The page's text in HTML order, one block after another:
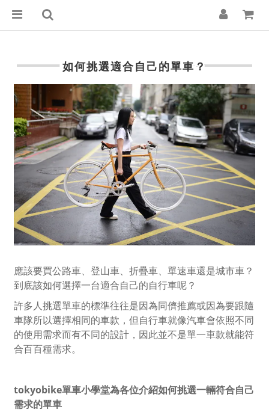
如何挑選適合自己的單車？
應該要買公路車、登山車、折疊車、單速車還是城市車？
到底該如何選擇一台適合自己的自行車呢？
許多人挑選單車的標準往往是因為同儕推薦或因為要跟隨
車隊所以選擇相同的車款，但自行車就像汽車會依照不同
的使用需求而有不同的設計，因此並不是單一車款就能符
合百百種需求。
tokyobike單車小學堂為各位介紹如何挑選一輛符合自己
需求的單車